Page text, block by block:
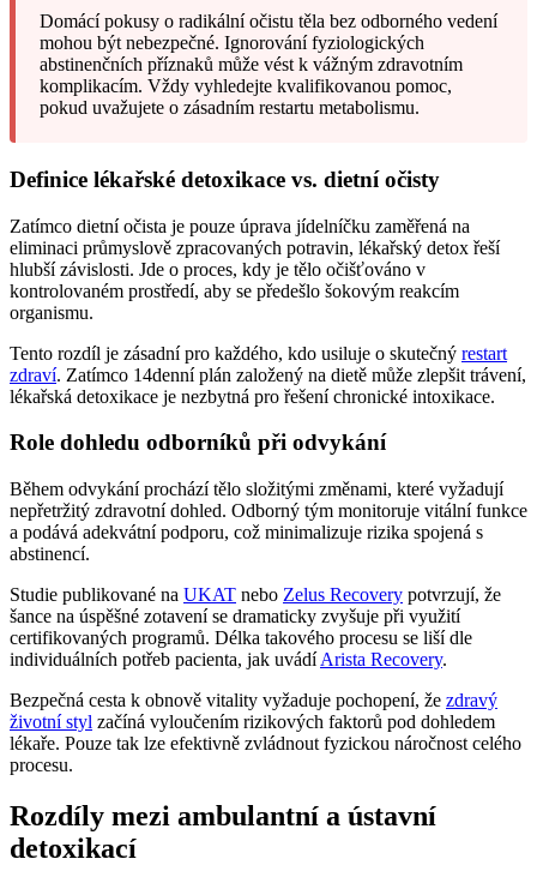
Domácí pokusy o radikální očistu těla bez odborného vedení
mohou být nebezpečné. Ignorování fyziologických
abstinenčních příznaků může vést k vážným zdravotním
komplikacím. Vždy vyhledejte kvalifikovanou pomoc,
pokud uvažujete o zásadním restartu metabolismu.
Definice lékařské detoxikace vs. dietní očisty
Zatímco dietní očista je pouze úprava jídelníčku zaměřená na
eliminaci průmyslově zpracovaných potravin, lékařský detox řeší
hlubší závislosti. Jde o proces, kdy je tělo očišťováno v
kontrolovaném prostředí, aby se předešlo šokovým reakcím
organismu.
Tento rozdíl je zásadní pro každého, kdo usiluje o skutečný restart
zdraví. Zatímco 14denní plán založený na dietě může zlepšit trávení,
lékařská detoxikace je nezbytná pro řešení chronické intoxikace.
Role dohledu odborníků při odvykání
Během odvykání prochází tělo složitými změnami, které vyžadují
nepřetržitý zdravotní dohled. Odborný tým monitoruje vitální funkce
a podává adekvátní podporu, což minimalizuje rizika spojená s
abstinencí.
Studie publikované na UKAT nebo Zelus Recovery potvrzují, že
šance na úspěšné zotavení se dramaticky zvyšuje při využití
certifikovaných programů. Délka takového procesu se liší dle
individuálních potřeb pacienta, jak uvádíArista Recovery.
Bezpečná cesta k obnově vitality vyžaduje pochopení, že zdravý
životní styl začíná vyloučením rizikových faktorů pod dohledem
lékaře. Pouze tak lze efektivně zvládnout fyzickou náročnost celého
procesu.
Rozdíly mezi ambulantní a ústavní
detoxikací